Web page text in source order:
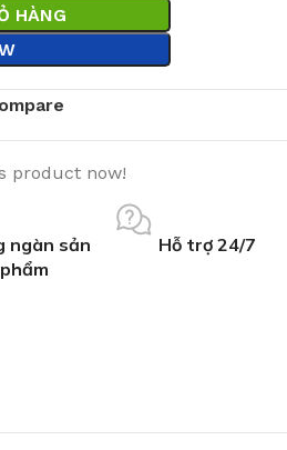
HÀNG
product now!
ngàn sản
phẩm
Hỗ trợ 24/7